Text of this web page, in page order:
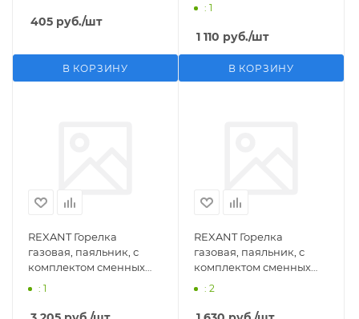
405 руб./шт
В КОРЗИНУ
: 1
1 110 руб./шт
В КОРЗИНУ
REXANT Горелка
газовая, паяльник, с
комплектом сменных
насадок, 11 предметов
: 1
REXANT Горелка
газовая, паяльник, с
комплектом сменных
насадок, 3 предмета
: 2